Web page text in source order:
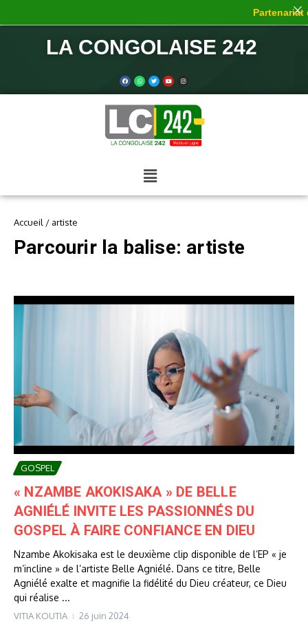
LA CONGOLAISE 242
Accueil / artiste
Parcourir la balise: artiste
GOSPEL
« NZAMBE AKOKISAKA » DE BELLE
AGNIÉLÉ INVITE LES PASSIONNÉS DU
GOSPEL À FAIRE CONFIANCE EN DIEU
Nzambe Akokisaka est le deuxième clip disponible de l’EP « je
m’incline » de l’artiste Belle Agniélé. Dans ce titre, Belle
Agniélé exalte et magnifie la fidélité du Dieu créateur, ce Dieu
qui réalise ...
VITIA KOUTIA 26 juin 2024
Partenariat de